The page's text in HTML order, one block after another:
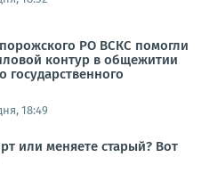
РО ВСКС помогли
контур в общежитии
государственного
18:49
или меняете старый? Вот